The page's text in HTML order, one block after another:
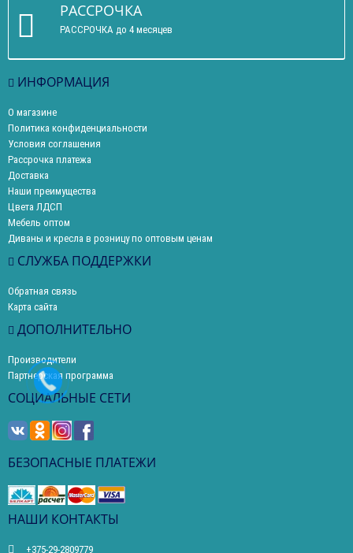
РАССРОЧКА
РАССРОЧКА до 4 месяцев
ИНФОРМАЦИЯ
О магазине
Политика конфиденциальности
Условия соглашения
Рассрочка платежа
Доставка
Наши преимущества
Цвета ЛДСП
Мебель оптом
Диваны и кресла в розницу по оптовым ценам
СЛУЖБА ПОДДЕРЖКИ
Обратная связь
Карта сайта
ДОПОЛНИТЕЛЬНО
Производители
Партнерская программа
СОЦИАЛЬНЫЕ СЕТИ
БЕЗОПАСНЫЕ ПЛАТЕЖИ
НАШИ КОНТАКТЫ
+375-29-2809779